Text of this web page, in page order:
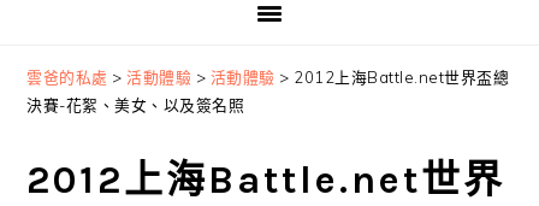
雲爸的私處 >活動體驗 > 活動體驗 > 2012上海Battle.net世界盃總
決賽-花絮、美女、以及簽名照
2012上海Battle.net世界